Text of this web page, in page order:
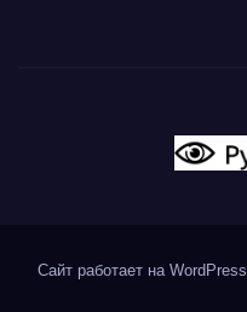
Сайт работает на WordPress